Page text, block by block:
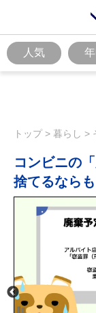
人気
トップ> 暮らし >
コンビニの
捨てるなら